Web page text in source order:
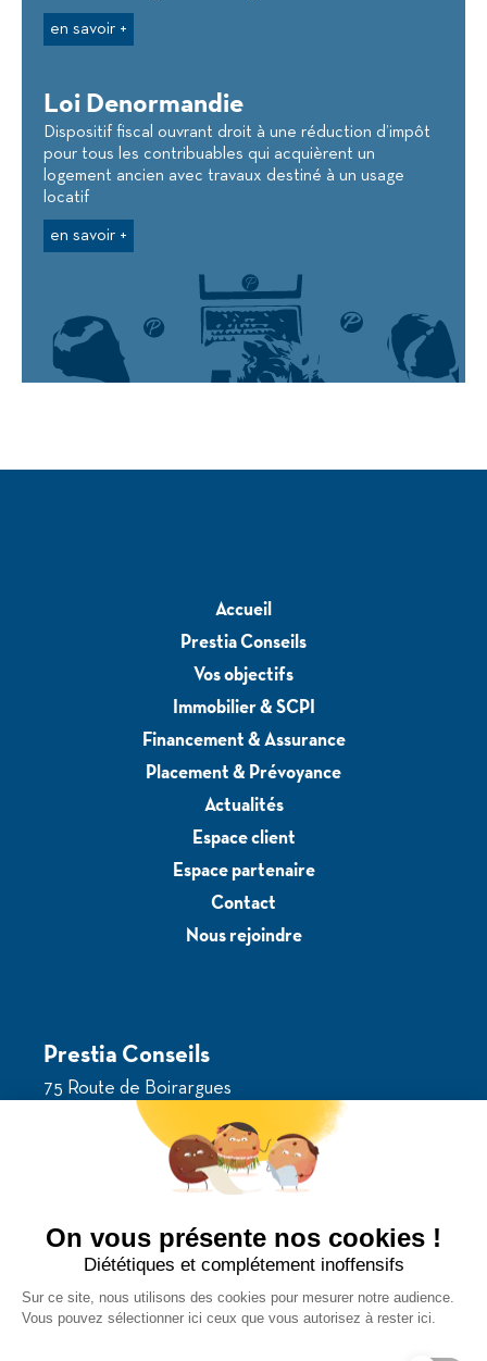
en savoir +
Loi Denormandie
Dispositif fiscal ouvrant droit à une réduction d’impôt
pour tous les contribuables qui acquièrent un
logement ancien avec travaux destiné à un usage
locatif
en savoir +
Accueil
Prestia Conseils
Vos objectifs
Immobilier & SCPI
Financement & Assurance
Placement & Prévoyance
Actualités
Espace client
Espace partenaire
Contact
Nous rejoindre
Prestia Conseils
75 Route de Boirargues
34970 Lattes
Voir sur la carte
Suivez-nous
On vous présente nos cookies !
Diététiques et complétement inoffensifs
Sur ce site, nous utilisons des cookies pour mesurer notre audience.
Vous pouvez sélectionner ici ceux que vous autorisez à rester ici.